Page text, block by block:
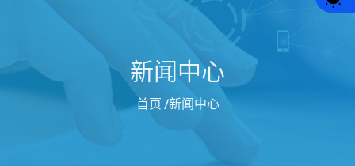
新闻中心
首页 /新闻中心